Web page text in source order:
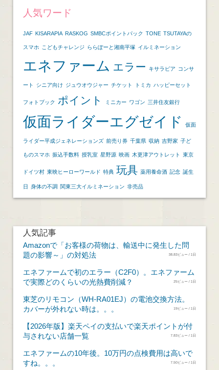
人気ワード
JAF KISARAPIA RASKOG SMBCポイントパック TONE TSUTAYAの
スマホ こどもチャレンジ ららぽーと湘南平塚 イルミネーション
エネファーム エラー キサラピア コンサ
ート シニア向け ジュウオウジャー チケット トミカ ハッピーセット
フォトブック ポイント ミニカー ワゴン 三井住友銀行
仮面ライダーエグゼイド 仮面
ライダー平成ジェネレーションズ 前売り券 千葉県 収納 吉野家 子ど
ものスマホ 振込手数料 授乳室 星野源 映画 木更津アウトレット 東京
ドイツ村 東映ヒーローワールド 特典 玩具 薬用養命酒 記念 誕生
日 身体の不調 関東三大イルミネーション 非売品
人気記事
Amazonで「お客様の荷物は、輸送中に発生した問
題の影響～」の対処法
38.83ビュー / 1日
エネファームで初のエラー（C2F0）。エネファーム
で実際どのくらいの光熱費削減？
25ビュー / 1日
東芝のリモコン（WH-RA01EJ）の電池交換方法。
カバーが外れない時は。。。
19ビュー / 1日
【2026年版】楽天ペイの支払いで楽天ポイントが付
与されない店舗一覧
7.83ビュー / 1日
エネファームの10年後。10万円の点検費用は高いで
すね。。。
7.50ビュー / 1日